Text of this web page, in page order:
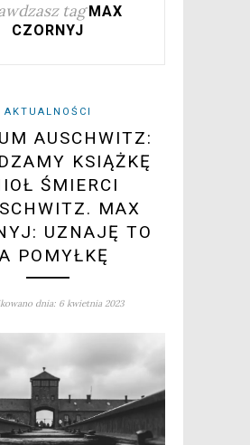
tag MAX
CZORNYJ
AKTUALNOŚCI
AUSCHWITZ:
KSIĄŻKĘ
ŚMIERCI
MAX
UZNAJĘ TO
POMYŁKĘ
dnia: 6 kwietnia 2023